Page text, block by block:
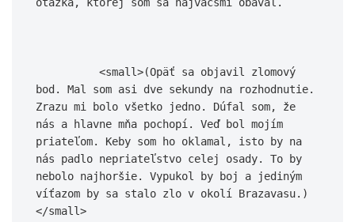
bod. Mal som asi dve sekundy na rozhodnutie.
Zrazu mi bolo všetko jedno. Dúfal som, že
nás a hlavne mňa pochopí. Veď bol mojím
priateľom. Keby som ho oklamal, isto by na
nás padlo nepriateľstvo celej osady. To by
nebolo najhoršie. Vypukol by boj a jediným
víťazom by sa stalo zlo v okolí Brazavasu.)
</small>